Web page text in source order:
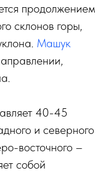
продолжением
склонов горы,
Машук
40-45
и северного
восточного –
собой